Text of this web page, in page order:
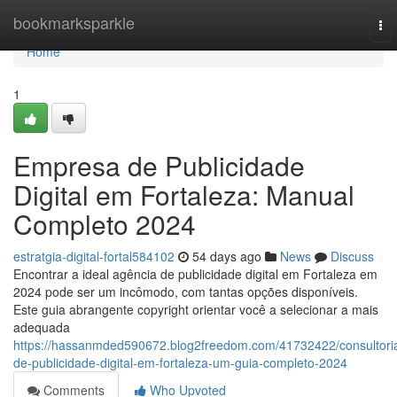
bookmarksparkle
Home
Home
1
Empresa de Publicidade
Digital em Fortaleza: Manual
Completo 2024
estratgia-digital-fortal584102 54 days ago News
Discuss
Encontrar a ideal agência de publicidade digital em Fortaleza em
2024 pode ser um incômodo, com tantas opções disponíveis.
Este guia abrangente copyright orientar você a selecionar a mais
adequada
https://hassanmded590672.blog2freedom.com/41732422/
de-publicidade-digital-em-fortaleza-um-guia-completo-2024
Comments
Who Upvoted